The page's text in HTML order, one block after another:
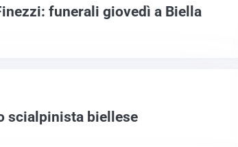
funerali giovedì a Biella
scialpinista biellese